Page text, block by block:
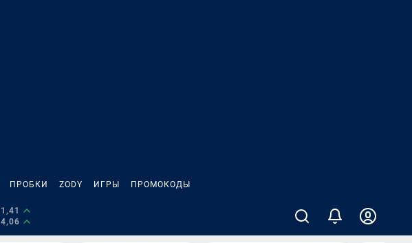
ПРОБКИ ZODY ИГРЫ ПРОМОКОДЫ